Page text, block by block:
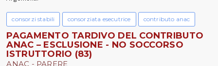
consorzi stabili consorziata esecutrice contributo anac
PAGAMENTO TARDIVO DEL CONTRIBUTO
ANAC – ESCLUSIONE - NO SOCCORSO
ISTRUTTORIO (83)
ANAC - PARERE